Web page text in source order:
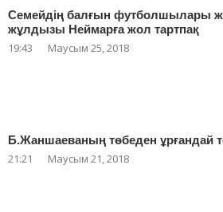
Семейдің балғын футболшылары
жұлдызы Неймарға жол тартпақ
19:43 Маусым 25, 2018
Б.Жаншаеваның төбеден ұрғандай
21:21 Маусым 21, 2018